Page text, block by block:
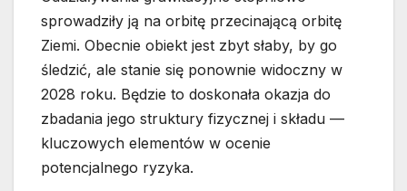
sprowadziły ją na orbitę przecinającą orbitę
Ziemi. Obecnie obiekt jest zbyt słaby, by go
śledzić, ale stanie się ponownie widoczny w
2028 roku. Będzie to doskonała okazja do
zbadania jego struktury fizycznej i składu —
kluczowych elementów w ocenie
potencjalnego ryzyka.